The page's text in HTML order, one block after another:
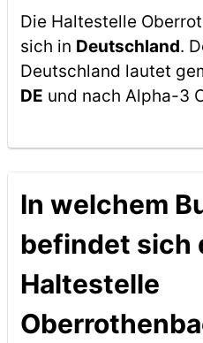
Die Haltestelle
sich in Deutschland.
Deutschland lautet
DE und nach Alpha-3
In welchem
befindet sich
Haltestelle